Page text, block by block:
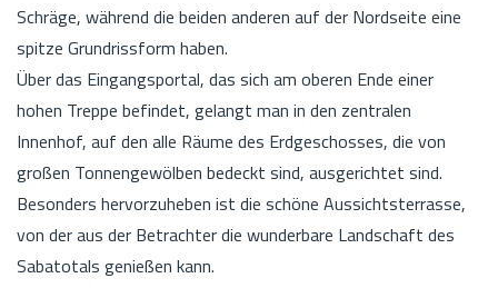
Schräge, während die beiden anderen auf der Nordseite eine
spitze Grundrissform haben.
Über das Eingangsportal, das sich am oberen Ende einer
hohen Treppe befindet, gelangt man in den zentralen
Innenhof, auf den alle Räume des Erdgeschosses, die von
großen Tonnengewölben bedeckt sind, ausgerichtet sind.
Besonders hervorzuheben ist die schöne Aussichtsterrasse,
von der aus der Betrachter die wunderbare Landschaft des
Sabatotals genießen kann.